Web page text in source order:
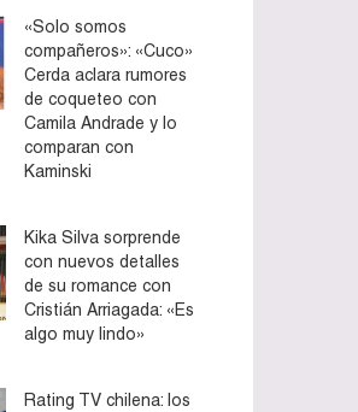
«Solo somos
compañeros»: «Cuco»
Cerda aclara rumores
de coqueteo con
Camila Andrade y lo
comparan con
Kaminski
Kika Silva sorprende
con nuevos detalles
de su romance con
Cristián Arriagada: «Es
algo muy lindo»
Rating TV chilena: los